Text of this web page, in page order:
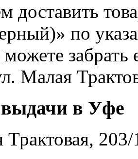
доставить
по
забрать
Малая
в Уфе
203/